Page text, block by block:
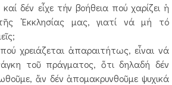
δέν εἶχε τήν βοήθεια πού χαρίζει ἡ
᾿Εκκλησίας μας, γιατί νά μή τό
χρειάζεται ἀπαραιτήτως, εἶναι νά
τοῦ πράγματος, ὅτι δηλαδή δέν
ἄν δέν ἀπομακρυνθοῦμε ψυχικά